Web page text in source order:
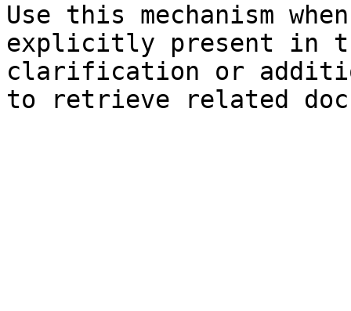
Use this mechanism
explicitly present in
clarification or